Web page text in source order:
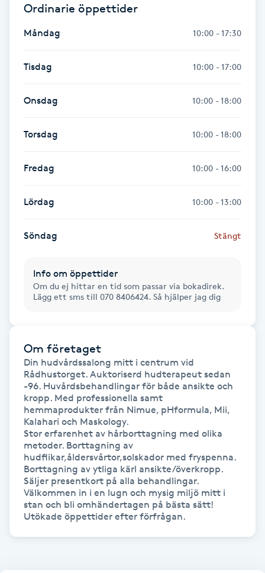
Nagelförlängning glasfiber
Nagelförlängning silke
Nagelförstärkning
Nagelklippning
Nagelsvamp
Nageltrång
Nagelvård
Naglar reparation
Navelpiercing
NBE-massage
Ny frisyr
Olaplex
Olaplexbehandling
Ordinarie öppettider
Måndag 10:00 - 17:30
Tisdag 10:00 - 17:00
Onsdag 10:00 - 18:00
Torsdag 10:00 - 18:00
Fredag 10:00 - 16:00
Lördag 10:00 - 13:00
Söndag Stängt
Info om öppettider
Om du ej hittar en tid som passar via bokadirek.
Lägg ett sms till 070 8406424. Så hjälper jag dig
Om företaget
Din hudvårdssalong mitt i centrum vid
Rådhustorget. Auktoriserd hudterapeut sedan
-96. Huvårdsbehandlingar för både ansikte och
kropp. Med professionella samt
hemmaprodukter från Nimue, pHformula, Mii,
Kalahari och Maskology.
Stor erfarenhet av hårborttagning med olika
metoder. Borttagning av
hudflikar,åldersvårtor,solskador med fryspenna.
Borttagning av ytliga kärl ansikte/överkropp.
Säljer presentkort på alla behandlingar.
Välkommen in i en lugn och mysig miljö mitt i
stan och bli omhändertagen på bästa sätt!
Utökade öppettider efter förfrågan.